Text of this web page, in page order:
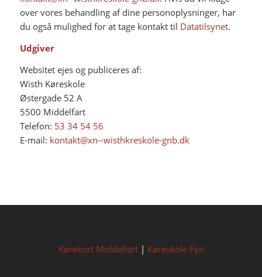
over vores behandling af dine personoplysninger, har
du også mulighed for at tage kontakt til Datatilsynet.
Udgiver
Websitet ejes og publiceres af:
Wisth Køreskole
Østergade 52 A
5500 Middelfart
Telefon: 53 34 54 56
E-mail: kontakt@xn--wisthkreskole-gnb.dk
Kørekort Middelfart| Køreskole Fyn